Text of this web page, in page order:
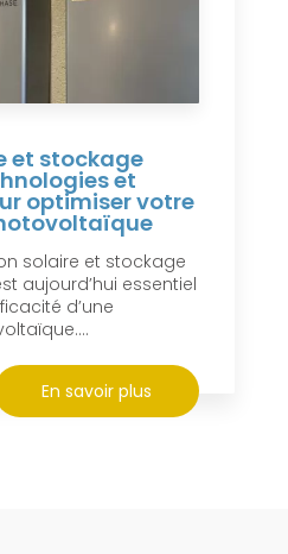
et stockage
et
optimiser votre
solaire et stockage
aujourd’hui essentiel
d’une
En savoir plus